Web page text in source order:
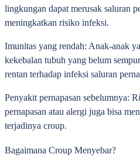
lingkungan dapat merusak saluran
meningkatkan risiko infeksi.
Imunitas yang rendah: Anak-anak
kekebalan tubuh yang belum
rentan terhadap infeksi saluran
Penyakit pernapasan sebelumnya:
pernapasan atau alergi juga bisa
terjadinya croup.
Bagaimana Croup Menyebar?